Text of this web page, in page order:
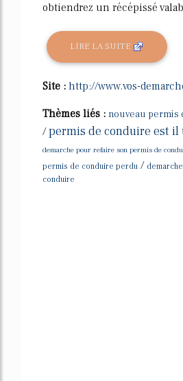
obtiendrez un récépissé
LIRE LA SUITE
Site : http://www.vos-
Thèmes liés : nouveau permis
/permis de conduire est
demarche pour refaire son permis de
permis de conduire perdu /
conduire